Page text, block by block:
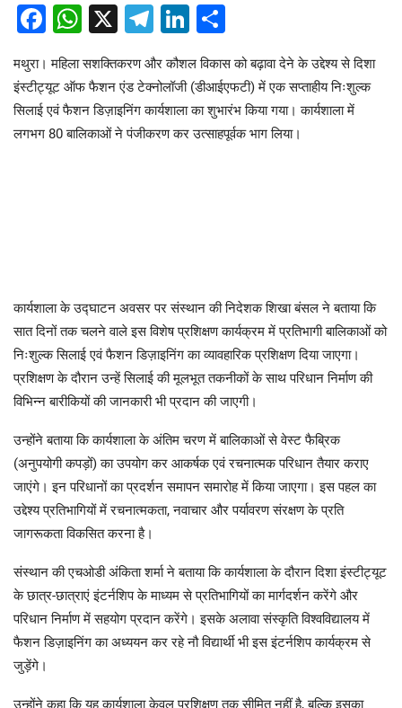
Facebook
WhatsApp
X Telegram
LinkedIn
मथुरा। महिला सशक्तिकरण और कौशल विकास को बढ़ावा देने के उद्देश्य से दिशा
इंस्टीट्यूट ऑफ फैशन एंड टेक्नोलॉजी (डीआईएफटी) में एक सप्ताहीय निःशुल्क
सिलाई एवं फैशन डिज़ाइनिंग कार्यशाला का शुभारंभ किया गया। कार्यशाला में
लगभग 80 बालिकाओं ने पंजीकरण कर उत्साहपूर्वक भाग लिया।
कार्यशाला के उद्घाटन अवसर पर संस्थान की निदेशक शिखा बंसल ने बताया कि
सात दिनों तक चलने वाले इस विशेष प्रशिक्षण कार्यक्रम में प्रतिभागी बालिकाओं को
निःशुल्क सिलाई एवं फैशन डिज़ाइनिंग का व्यावहारिक प्रशिक्षण दिया जाएगा।
प्रशिक्षण के दौरान उन्हें सिलाई की मूलभूत तकनीकों के साथ परिधान निर्माण की
विभिन्न बारीकियों की जानकारी भी प्रदान की जाएगी।
उन्होंने बताया कि कार्यशाला के अंतिम चरण में बालिकाओं से वेस्ट फैब्रिक
(अनुपयोगी कपड़ों) का उपयोग कर आकर्षक एवं रचनात्मक परिधान तैयार कराए
जाएंगे। इन परिधानों का प्रदर्शन समापन समारोह में किया जाएगा। इस पहल का
उद्देश्य प्रतिभागियों में रचनात्मकता, नवाचार और पर्यावरण संरक्षण के प्रति
जागरूकता विकसित करना है।
संस्थान की एचओडी अंकिता शर्मा ने बताया कि कार्यशाला के दौरान दिशा इंस्टीट्यूट
के छात्र-छात्राएं इंटर्नशिप के माध्यम से प्रतिभागियों का मार्गदर्शन करेंगे और
परिधान निर्माण में सहयोग प्रदान करेंगे। इसके अलावा संस्कृति विश्वविद्यालय में
फैशन डिज़ाइनिंग का अध्ययन कर रहे नौ विद्यार्थी भी इस इंटर्नशिप कार्यक्रम से
जुड़ेंगे।
उन्होंने कहा कि यह कार्यशाला केवल प्रशिक्षण तक सीमित नहीं है, बल्कि इसका